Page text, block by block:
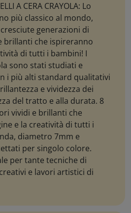
A CERA CRAYOLA: Lo
più classico al mondo,
generazioni di
brillanti che ispireranno
di tutti i bambini! I
sono stati studiati e
i più alti standard qualitativi
e vividezza dei
del tratto e alla durata. 8
vividi e brillanti che
e la creatività di tutti i
diametro 7mm e
per singolo colore.
per tante tecniche di
e lavori artistici di